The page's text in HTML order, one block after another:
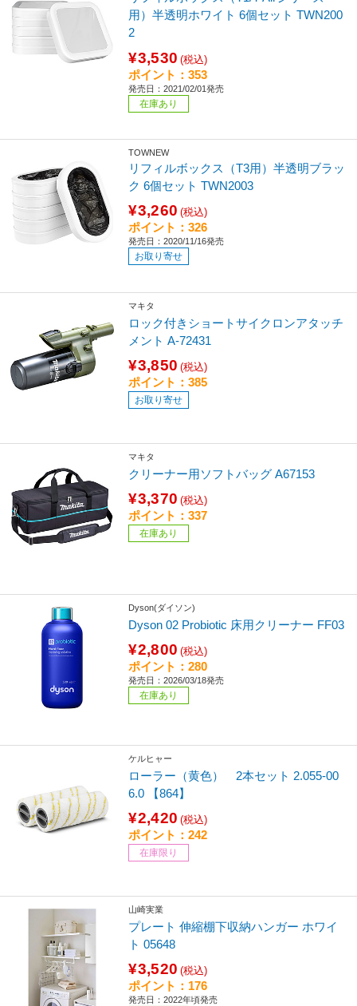
用）半透明ホワイト 6個セット TWN200
2
¥3,530 (税込)
ポイント：353
発売日：2021/02/01発売
在庫あり
TOWNEW
リフィルボックス（T3用）半透明ブラッ
ク 6個セット TWN2003
¥3,260 (税込)
ポイント：326
発売日：2020/11/16発売
お取り寄せ
マキタ
ロック付きショートサイクロンアタッチ
メント A-72431
¥3,850 (税込)
ポイント：385
お取り寄せ
マキタ
クリーナー用ソフトバッグ A67153
¥3,370 (税込)
ポイント：337
在庫あり
Dyson(ダイソン)
Dyson 02 Probiotic 床用クリーナー FF03
¥2,800 (税込)
ポイント：280
発売日：2026/03/18発売
在庫あり
ケルヒャー
ローラー（黄色） 2本セット 2.055-00
6.0 【864】
¥2,420 (税込)
ポイント：242
在庫限り
山崎実業
プレート 伸縮棚下収納ハンガー ホワイ
ト 05648
¥3,520 (税込)
ポイント：176
発売日：2022年頃発売